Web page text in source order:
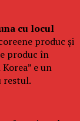
cu locul
produc și
produc în
e un
restul.